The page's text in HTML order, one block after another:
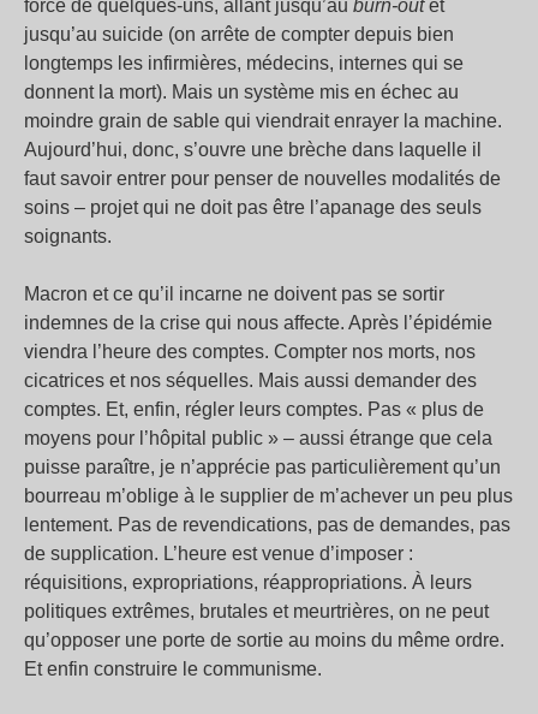
force de quelques-uns, allant jusqu’au burn-outet
jusqu’au suicide (on arrête de compter depuis bien
longtemps les infirmières, médecins, internes qui se
donnent la mort). Mais un système mis en échec au
moindre grain de sable qui viendrait enrayer la machine.
Aujourd’hui, donc, s’ouvre une brèche dans laquelle il
faut savoir entrer pour penser de nouvelles modalités de
soins – projet qui ne doit pas être l’apanage des seuls
soignants.
Macron et ce qu’il incarne ne doivent pas se sortir
indemnes de la crise qui nous affecte. Après l’épidémie
viendra l’heure des comptes. Compter nos morts, nos
cicatrices et nos séquelles. Mais aussi demander des
comptes. Et, enfin, régler leurs comptes. Pas « plus de
moyens pour l’hôpital public » – aussi étrange que cela
puisse paraître, je n’apprécie pas particulièrement qu’un
bourreau m’oblige à le supplier de m’achever un peu plus
lentement. Pas de revendications, pas de demandes, pas
de supplication. L’heure est venue d’imposer :
réquisitions, expropriations, réappropriations. À leurs
politiques extrêmes, brutales et meurtrières, on ne peut
qu’opposer une porte de sortie au moins du même ordre.
Et enfin construire le communisme.